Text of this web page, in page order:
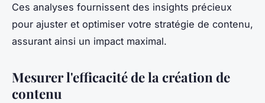
Ces analyses fournissent des insights précieux
pour ajuster et optimiser votre stratégie de contenu,
assurant ainsi un impact maximal.
Mesurer l'efficacité de la création de
contenu